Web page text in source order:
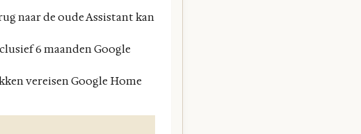
naar de oude Assistant kan
6 maanden Google
vereisen Google Home